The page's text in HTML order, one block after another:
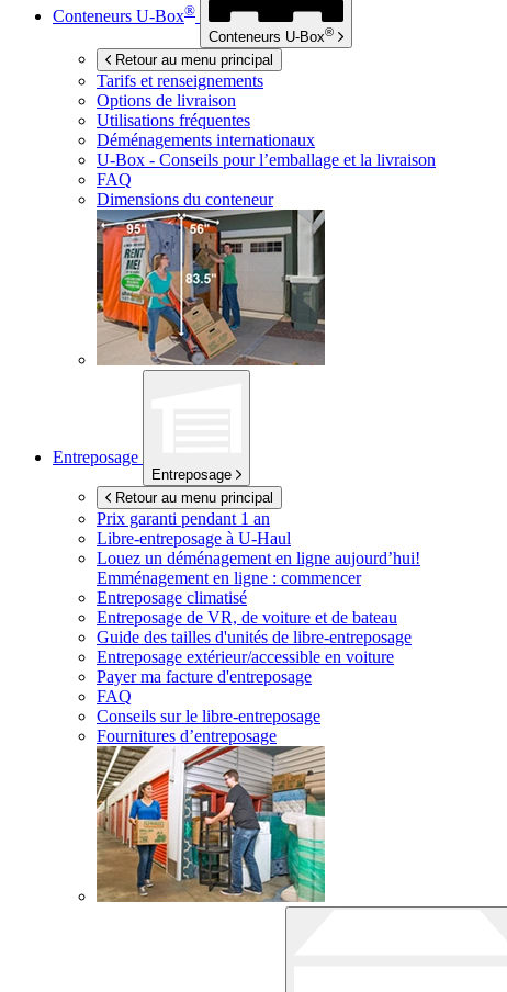
Conteneurs U-Box®
Conteneurs U-Box®
Retour au menu principal
Tarifs et renseignements
Options de livraison
Utilisations fréquentes
Déménagements internationaux
U-Box - Conseils pour l’emballage et la livraison
FAQ
Dimensions du conteneur
Entreposage
Entreposage
Retour au menu principal
Prix garanti pendant 1 an
Libre-entreposage à U-Haul
Louez un déménagement en ligne aujourd’hui!
Emménagement en ligne : commencer
Entreposage climatisé
Entreposage de VR, de voiture et de bateau
Guide des tailles d'unités de libre-entreposage
Entreposage extérieur/accessible en voiture
Payer ma facture d'entreposage
FAQ
Conseils sur le libre-entreposage
Fournitures d’entreposage